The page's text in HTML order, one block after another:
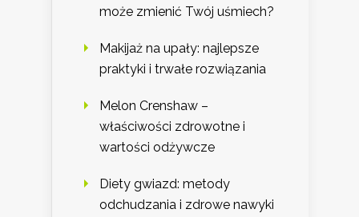
może zmienić Twój uśmiech?
Makijaż na upały: najlepsze
praktyki i trwałe rozwiązania
Melon Crenshaw –
właściwości zdrowotne i
wartości odżywcze
Diety gwiazd: metody
odchudzania i zdrowe nawyki